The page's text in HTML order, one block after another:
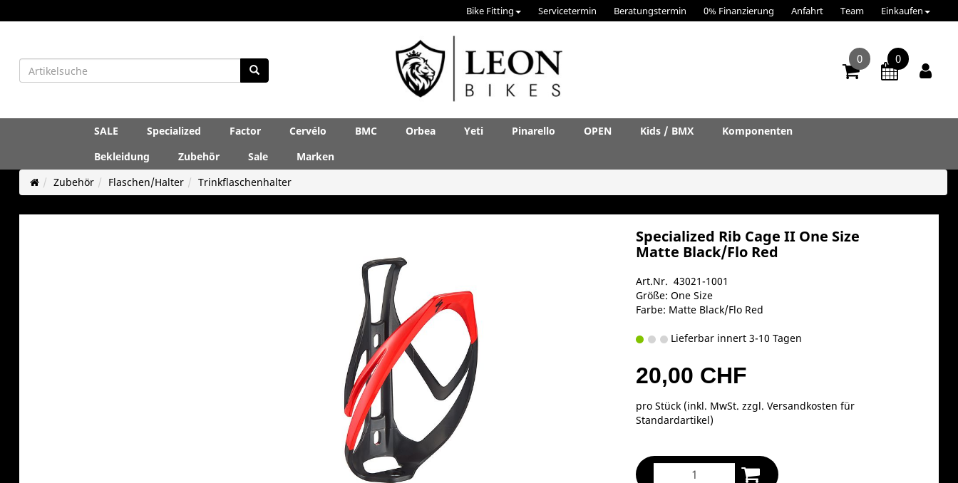
Bike Fitting Servicetermin Beratungstermin 0% Finanzierung Anfahrt Team Einkaufen
0 0
SALE Specialized Factor Cervélo BMC Orbea Yeti Pinarello OPEN Kids / BMX
Komponenten
Bekleidung
Zubehör Sale
Marken
Zubehör
Flaschen/Halter Trinkflaschenhalter
Specialized Rib Cage II One Size
Matte Black/Flo Red
Art.Nr. 43021-1001
Größe: One Size
Farbe: Matte Black/Flo Red
Lieferbar innert 3-10 Tagen
20,00 CHF
pro Stück (inkl. MwSt. zzgl.Versandkosten für
Standardartikel)